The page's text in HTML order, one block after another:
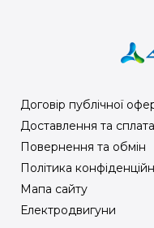
Договір публічної
Доставлення та сплата
Повернення та обмін
Політика
Мапа сайту
Електродвигуни